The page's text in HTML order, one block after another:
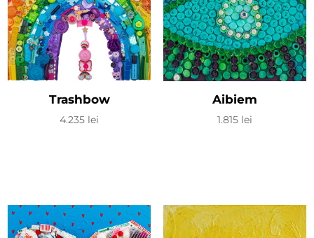
Trashbow
4.235 lei
Aibiem
1.815 lei